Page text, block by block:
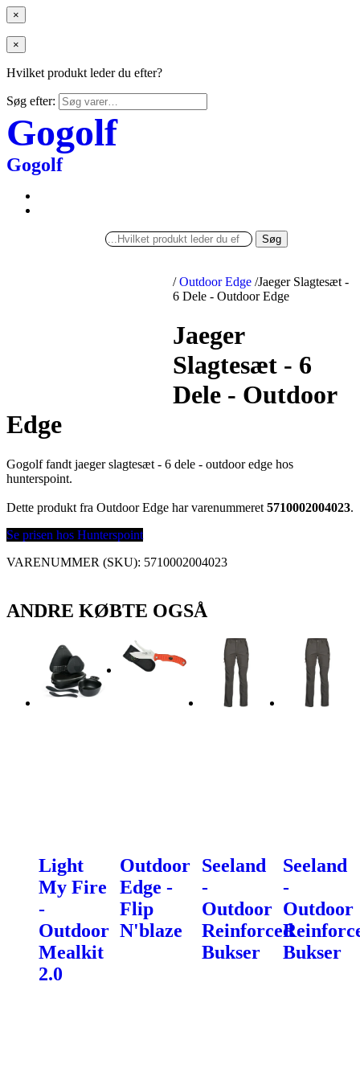
×
×
Hvilket produkt leder du efter?
Søg efter:
Gogolf
Gogolf
Søg
/ Outdoor Edge /Jaeger Slagtesæt -
6 Dele - Outdoor Edge
Jaeger
Slagtesæt - 6
Dele - Outdoor
Edge
Gogolf fandt jaeger slagtesæt - 6 dele - outdoor edge hos
hunterspoint.
Dette produkt fra Outdoor Edge har varenummeret 5710002004023.
Se prisen hos Hunterspoint
VARENUMMER (SKU): 5710002004023
ANDRE KØBTE OGSÅ
Light
My Fire
-
Outdoor
Mealkit
2.0
Outdoor
Edge -
Flip
N'blaze
Seeland
-
Outdoor
Reinforced
Bukser
Seeland
-
Outdoor
Bukser